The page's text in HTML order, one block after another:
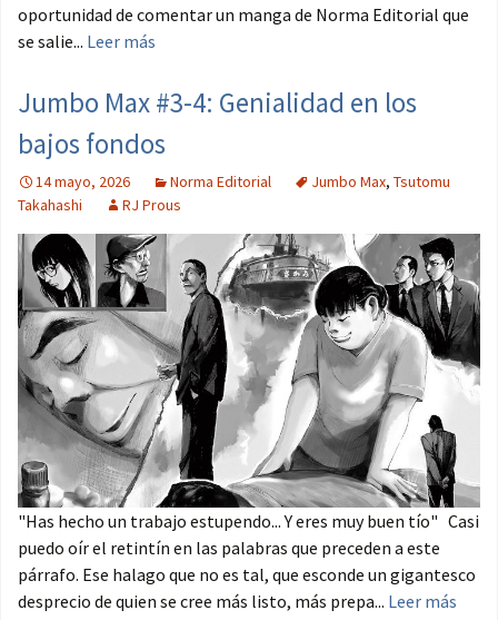
oportunidad de comentar un manga de Norma Editorial que
se salie... Leer más
Jumbo Max #3-4: Genialidad en los
bajos fondos
14 mayo, 2026 Norma Editorial Jumbo Max, Tsutomu
Takahashi
RJ Prous
"Has hecho un trabajo estupendo... Y eres muy buen tío" Casi
puedo oír el retintín en las palabras que preceden a este
párrafo. Ese halago que no es tal, que esconde un gigantesco
desprecio de quien se cree más listo, más prepa... Leer más